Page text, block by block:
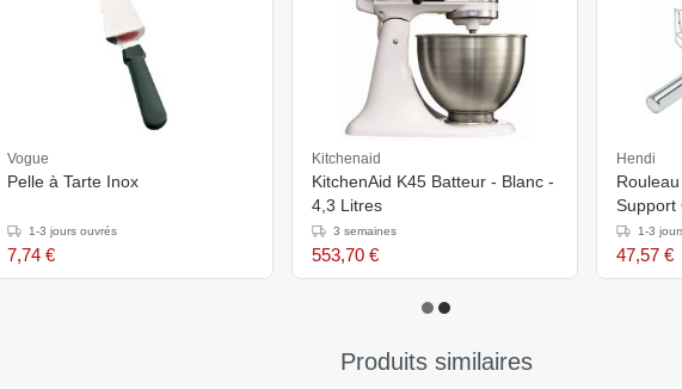
Vogue
Pelle à Tarte Inox
1-3 jours ouvrés
7,74 €
Kitchenaid
KitchenAid K45 Batteur - Blanc -
4,3 Litres
3 semaines
553,70 €
Hendi
Support
1-3
47,57 €
Produits similaires